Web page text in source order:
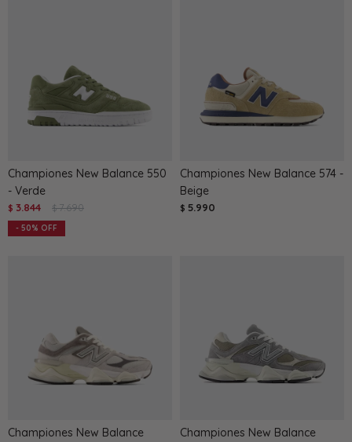
Championes New Balance 550
- Verde
$ 3.844 $ 7.690
50
Championes New Balance 574 -
Beige
$ 5.990
Championes New Balance
Championes New Balance